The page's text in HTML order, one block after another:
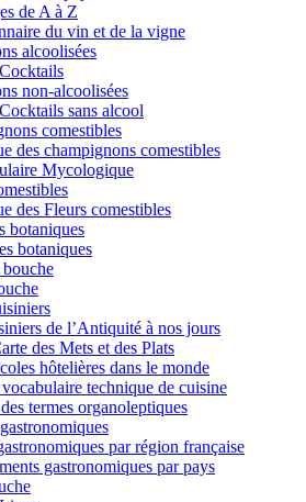
de A à Z
du vin et de la vigne
alcoolisées
Cocktails
non-alcoolisées
Cocktails sans alcool
comestibles
des champignons comestibles
Mycologique
des Fleurs comestibles
botaniques
botaniques
de l’Antiquité à nos jours
des Mets et des Plats
hôtelières dans le monde
technique de cuisine
termes organoleptiques
par région française
gastronomiques par pays